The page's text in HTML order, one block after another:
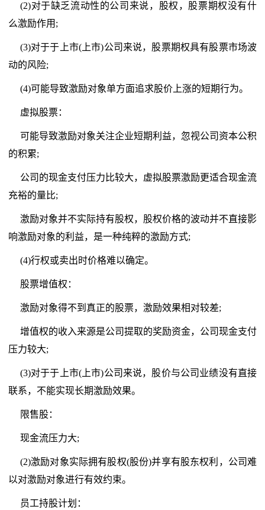
(2)对于缺乏流动性的公司来说，股权，股票期权没有什
么激励作用;
(3)对于于上市(上市)公司来说，股票期权具有股票市场波
动的风险;
(4)可能导致激励对象单方面追求股价上涨的短期行为。
虚拟股票：
可能导致激励对象关注企业短期利益，忽视公司资本公积
的积累;
公司的现金支付压力比较大，虚拟股票激励更适合现金流
充裕的量比;
激励对象并不实际持有股权，股权价格的波动并不直接影
响激励对象的利益，是一种纯粹的激励方式;
(4)行权或卖出时价格难以确定。
股票增值权：
激励对象得不到真正的股票，激励效果相对较差;
增值权的收入来源是公司提取的奖励资金，公司现金支付
压力较大;
(3)对于于上市(上市)公司来说，股价与公司业绩没有直接
联系，不能实现长期激励效果。
限售股：
现金流压力大;
(2)激励对象实际拥有股权(股份)并享有股东权利，公司难
以对激励对象进行有效约束。
员工持股计划：